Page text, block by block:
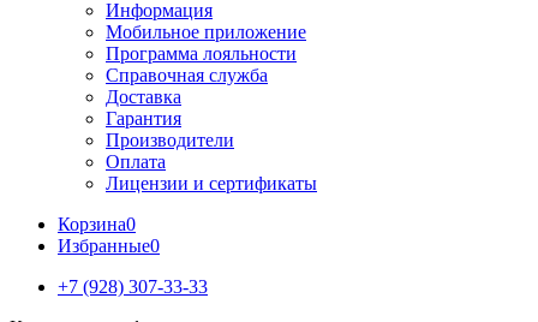
Информация
Мобильное приложение
Программа лояльности
Справочная служба
Доставка
Гарантия
Производители
Оплата
Лицензии и сертификаты
Корзина0
Избранные0
+7 (928) 307-33-33